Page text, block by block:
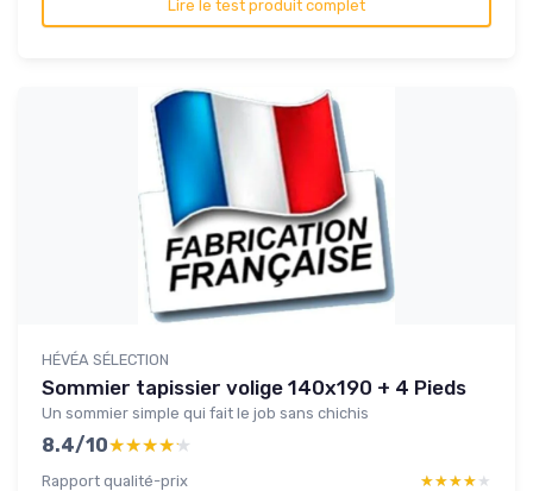
Lire le test produit complet
HÉVÉA SÉLECTION
Sommier tapissier volige 140x190 + 4 Pieds
Un sommier simple qui fait le job sans chichis
8.4/10★★★★★
★★★★★
Rapport qualité-prix ★★★★★
★★★★★